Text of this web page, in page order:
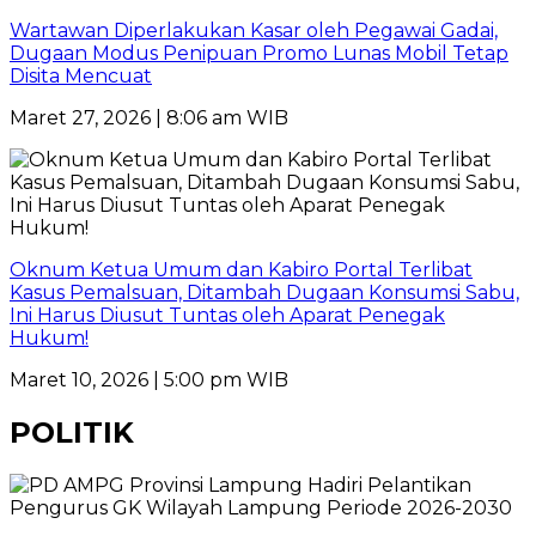
Wartawan Diperlakukan Kasar oleh Pegawai Gadai,
Dugaan Modus Penipuan Promo Lunas Mobil Tetap
Disita Mencuat
Maret 27, 2026 | 8:06 am WIB
Oknum Ketua Umum dan Kabiro Portal Terlibat
Kasus Pemalsuan, Ditambah Dugaan Konsumsi Sabu,
Ini Harus Diusut Tuntas oleh Aparat Penegak
Hukum!
Maret 10, 2026 | 5:00 pm WIB
POLITIK